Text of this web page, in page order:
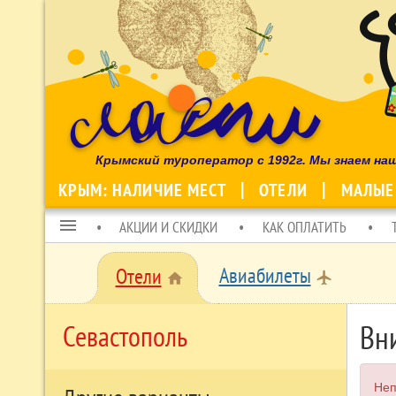
Крымский туроператор с 1992г. Мы знаем
КРЫМ: НАЛИЧИЕ МЕСТ ОТЕЛИ МАЛЫЕ
menu АКЦИИ И СКИДКИ КАК ОПЛАТИТЬ
Отели home Авиабилеты local_airport
Севастополь